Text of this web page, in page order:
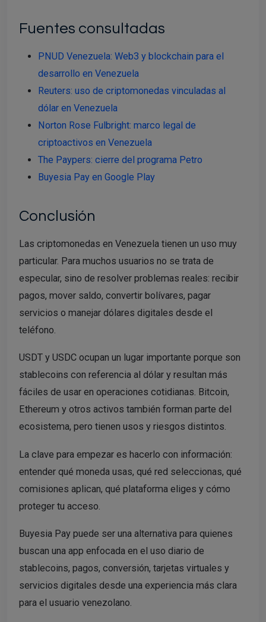
Fuentes consultadas
PNUD Venezuela: Web3 y blockchain para el
desarrollo en Venezuela
Reuters: uso de criptomonedas vinculadas al
dólar en Venezuela
Norton Rose Fulbright: marco legal de
criptoactivos en Venezuela
The Paypers: cierre del programa Petro
Buyesia Pay en Google Play
Conclusión
Las criptomonedas en Venezuela tienen un uso muy
particular. Para muchos usuarios no se trata de
especular, sino de resolver problemas reales: recibir
pagos, mover saldo, convertir bolívares, pagar
servicios o manejar dólares digitales desde el
teléfono.
USDT y USDC ocupan un lugar importante porque son
stablecoins con referencia al dólar y resultan más
fáciles de usar en operaciones cotidianas. Bitcoin,
Ethereum y otros activos también forman parte del
ecosistema, pero tienen usos y riesgos distintos.
La clave para empezar es hacerlo con información:
entender qué moneda usas, qué red seleccionas, qué
comisiones aplican, qué plataforma eliges y cómo
proteger tu acceso.
Buyesia Pay puede ser una alternativa para quienes
buscan una app enfocada en el uso diario de
stablecoins, pagos, conversión, tarjetas virtuales y
servicios digitales desde una experiencia más clara
para el usuario venezolano.